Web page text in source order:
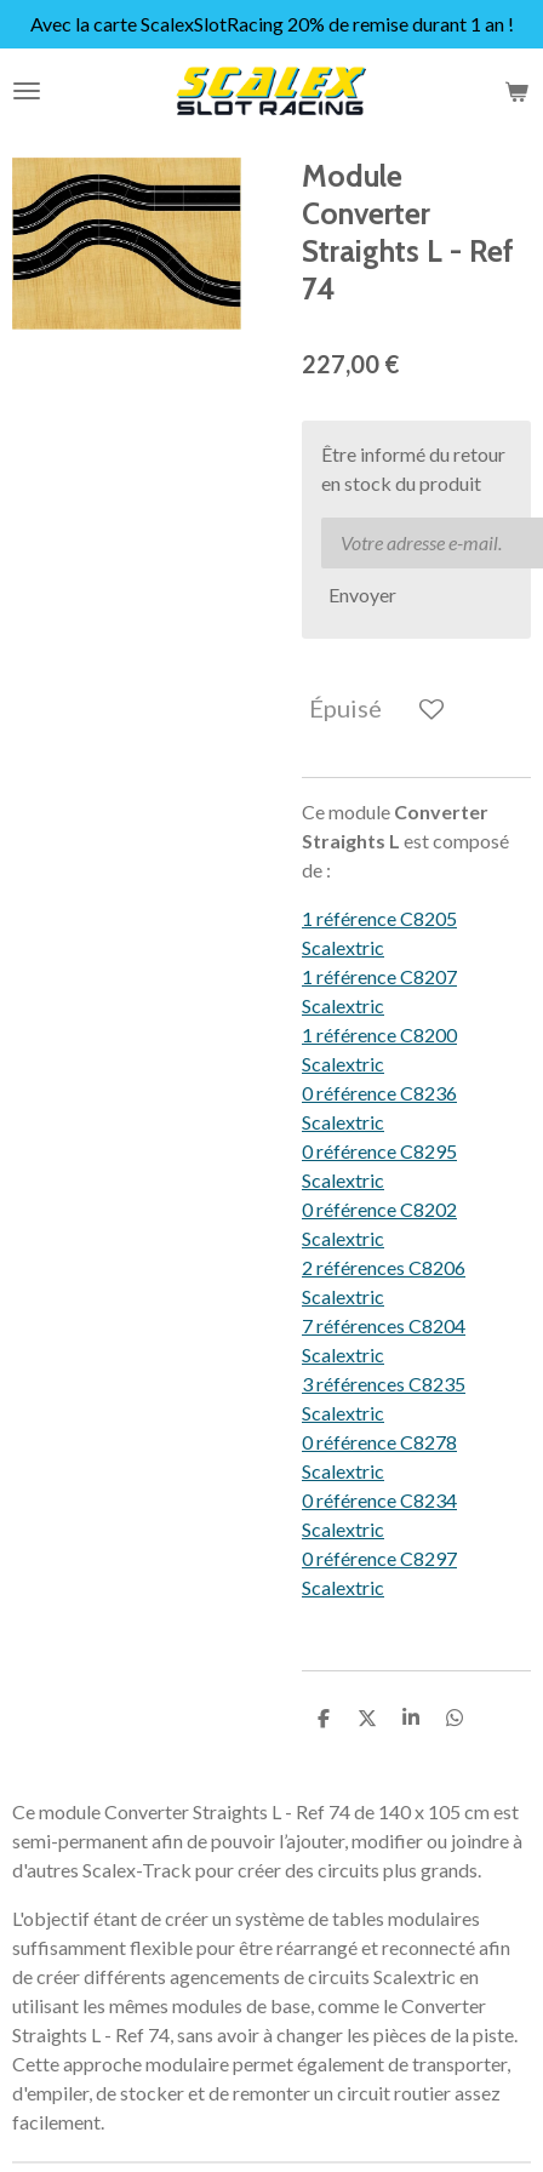
Passer
au
contenu
Avec la carte ScalexSlotRacing 20% de remise durant 1 an !
Module
Converter
Straights L - Ref
74
227,00 €
Être informé du retour
en stock du produit
Envoyer
Épuisé
Ce module Converter
Straights L est composé
de :
1 référence C8205
Scalextric
1 référence C8207
Scalextric
1 référence C8200
Scalextric
0 référence C8236
Scalextric
0 référence C8295
Scalextric
0 référence C8202
Scalextric
2 références C8206
Scalextric
7 références C8204
Scalextric
3 références C8235
Scalextric
0 référence C8278
Scalextric
0 référence C8234
Scalextric
0 référence C8297
Scalextric
P
a
g
e
P
g
e
r
P
a
g
e
P
a
g
e
Ce module Converter Straights L - Ref 74 de 140 x 105 cm est
semi-permanent afin de pouvoir l’ajouter, modifier ou joindre à
d'autres Scalex-Track pour créer des circuits plus grands.
L'objectif étant de créer un système de tables modulaires
suffisamment flexible pour être réarrangé et reconnecté afin
de créer différents agencements de circuits Scalextric en
utilisant les mêmes modules de base, comme le Converter
Straights L - Ref 74, sans avoir à changer les pièces de la piste.
Cette approche modulaire permet également de transporter,
d'empiler, de stocker et de remonter un circuit routier assez
facilement.